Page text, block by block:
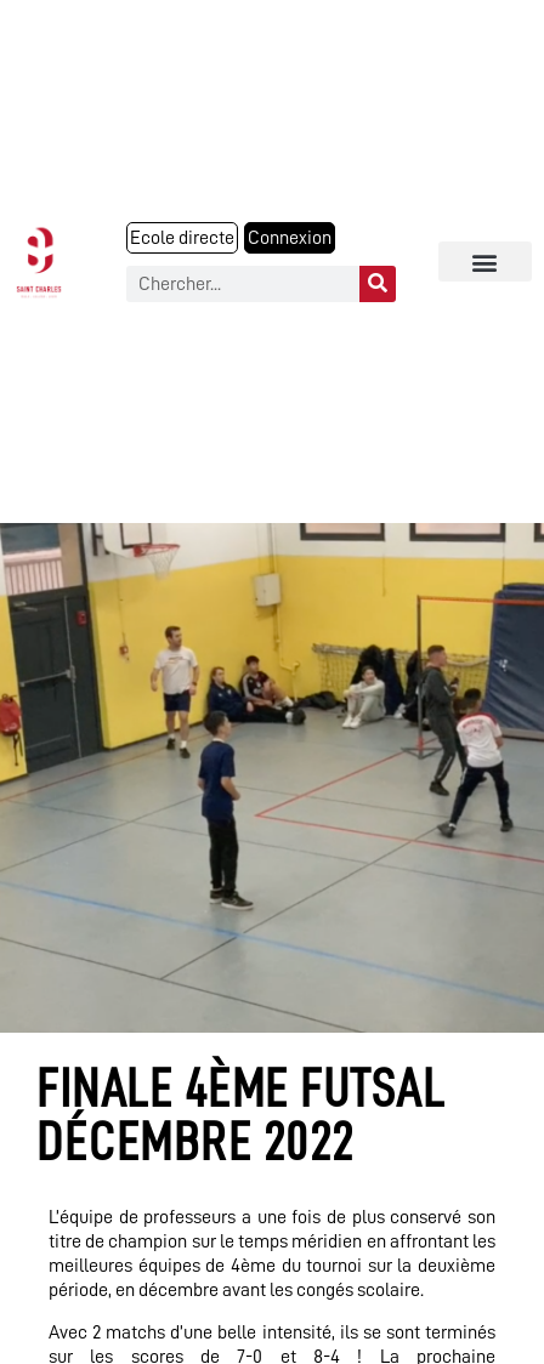
Ecole directe Connexion
FINALE 4ÈME FUTSAL
DÉCEMBRE 2022
L’équipe de professeurs a une fois de plus conservé son
titre de champion sur le temps méridien en affrontant les
meilleures équipes de 4ème du tournoi sur la deuxième
période, en décembre avant les congés scolaire.
Avec 2 matchs d’une belle intensité, ils se sont terminés
sur les scores de 7-0 et 8-4 ! La prochaine